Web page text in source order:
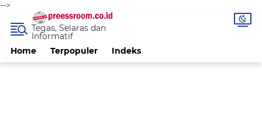
-->
Home Terpopuler Indeks
Tegas, Selaras dan
Informatif